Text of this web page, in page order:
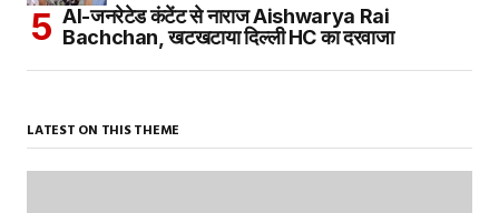
AI-जनरेटेड कंटेंट से नाराज Aishwarya Rai
Bachchan, खटखटाया दिल्ली HC का दरवाजा
LATEST ON THIS THEME